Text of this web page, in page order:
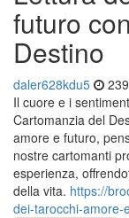
futuro
Destino
daler628kdu5
Il cuore e i
Cartomanzia del
amore e futuro,
nostre cartomanti
esperienza,
della vita. https://
dei-tarocchi-amore-